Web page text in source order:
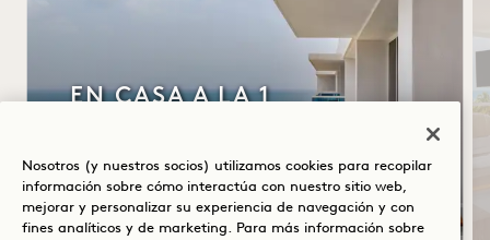
EN CASA A LA 1
Aparcamiento gratuito con servicio de
aparcacoches
Válido para estancias del 20 de julio al 31
Nosotros (y nuestros socios) utilizamos cookies para recopilar
información sobre cómo interactúa con nuestro sitio web,
mejorar y personalizar su experiencia de navegación y con
fines analíticos y de marketing. Para más información sobre